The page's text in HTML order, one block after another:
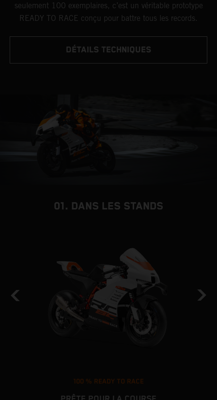
seulement 100 exemplaires, c’est un véritable prototype
READY TO RACE conçu pour battre tous les records.
DÉTAILS TECHNIQUES
01. DANS LES STANDS
100 % READY TO RACE